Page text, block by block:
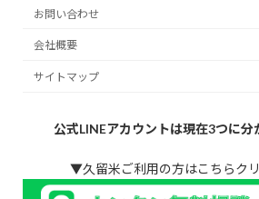
お問い合わせ
会社概要
サイトマップ
公式LINEアカウントは現在3つに分
▼久留米ご利用の方はこちらク